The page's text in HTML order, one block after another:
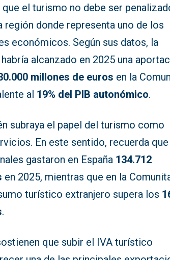
que el turismo no debe ser
región donde representa uno de los
económicos. Según sus datos, la
alcanzado en 2025 una
millones de euros en la
al 19% del PIB autonómico.
subraya el papel del turismo como
En este sentido, recuerda
gastaron en España 134.712
en 2025, mientras que en la
turístico extranjero supera los
.
que subir el IVA turístico